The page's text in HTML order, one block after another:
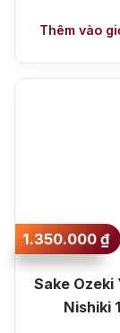
Thêm vào
1.350.000₫
Sake Ozeki
Nishiki